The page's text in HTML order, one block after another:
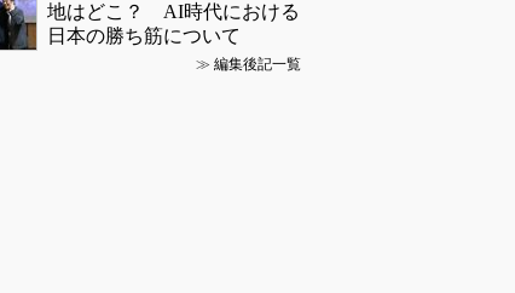
地はどこ？ AI時代における
日本の勝ち筋について
≫ 編集後記一覧